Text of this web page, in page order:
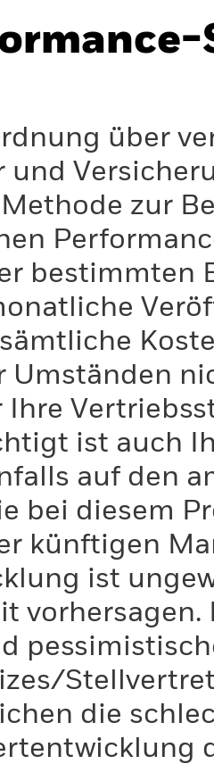
über
und
zur
bestimmten
Umständen
Ihre
ist auch
auf den
bei diesem
künftigen
ist
die